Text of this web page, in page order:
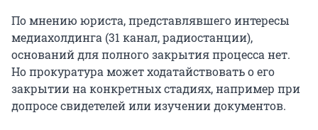
По мнению юриста, представлявшего интересы
медиахолдинга (31 канал, радиостанции),
оснований для полного закрытия процесса нет.
Но прокуратура может ходатайствовать о его
закрытии на конкретных стадиях, например при
допросе свидетелей или изучении документов.